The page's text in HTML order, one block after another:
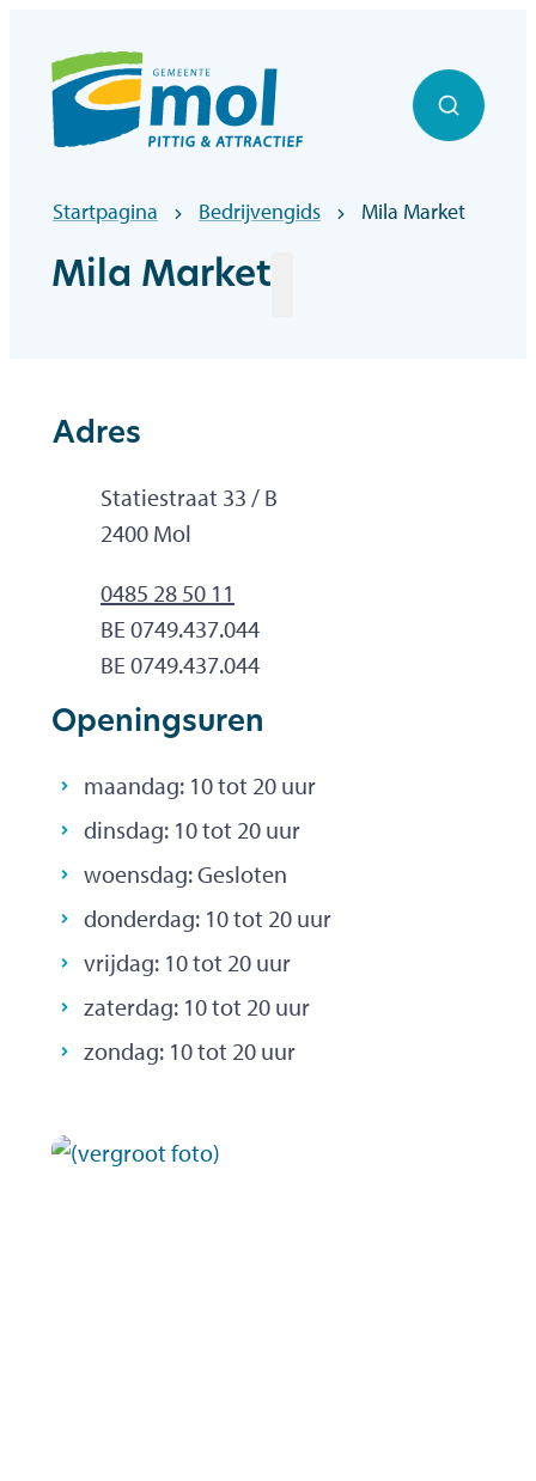
Officiële website gemeentebestuur Mol
Zoek
Startpagina Bedrijvengids Mila Market
Mila Market
Adres
AdresStatiestraat 33 / B
,2400 Mol
0485 28 50 11
Ondernemingsnummer
BE 0749.437.044
BTW nr.BE 0749.437.044
Openingsuren
maandag: 10tot 20 uur
dinsdag: 10tot 20 uur
woensdag:Gesloten
donderdag: 10tot 20 uur
vrijdag: 10tot 20 uur
zaterdag: 10tot 20 uur
zondag: 10tot 20 uur